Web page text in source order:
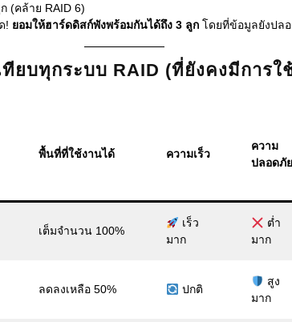
(คล้าย RAID 6)
! ยอมให้ฮาร์ดดิสก์พังพร้อมกันได้ถึง 3 ลูก โดยที่ข้อมูลยังปล
ทียบทุกระบบ RAID (ที่ยังคงมีการใ
พื้นที่ที่ใช้งานได้ ความเร็ว
ความ
ปลอดภัย
เต็มจำนวน 100%
เร็ว
มาก
ต่ำ
มาก
ลดลงเหลือ 50% ปกติ
สูง
มาก